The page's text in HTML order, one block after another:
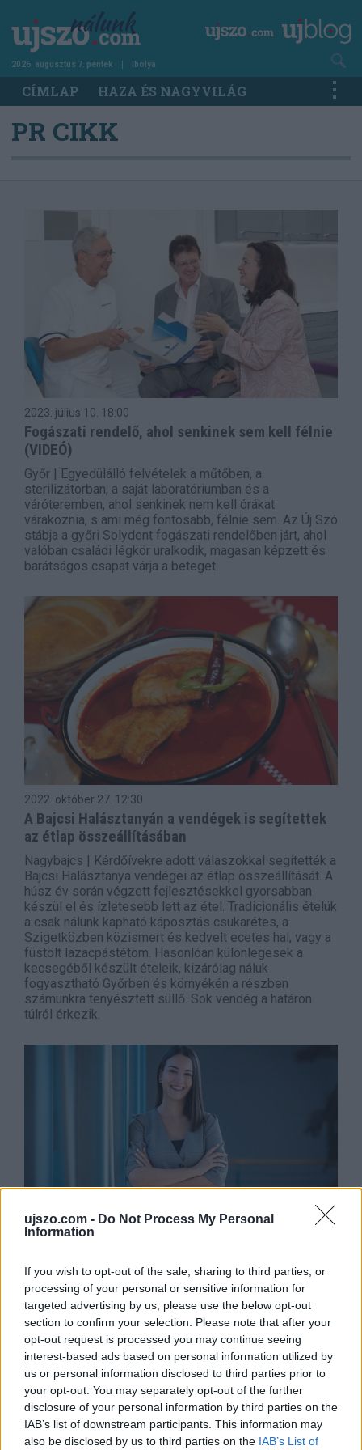
ujszo.com - Do Not Process My Personal
Information
If you wish to opt-out of the sale, sharing to third parties, or
processing of your personal or sensitive information for
targeted advertising by us, please use the below opt-out
section to confirm your selection. Please note that after your
opt-out request is processed you may continue seeing
interest-based ads based on personal information utilized by
us or personal information disclosed to third parties prior to
your opt-out. You may separately opt-out of the further
disclosure of your personal information by third parties on the
IAB’s list of downstream participants. This information may
also be disclosed by us to third parties on the IAB’s List of
tartalomra
2026. augusztus 7. péntek Ibolya
Main
navigation
CÍMLAP HAZA ÉS NAGYVILÁG
PR CIKK
2023. július 10. 18:00
Fogászati rendelő, ahol senkinek sem kell félnie
(VIDEÓ)
Győr | Egyedülálló felvételek a műtőben, a
sterilizátorban, a saját laboratóriumban és a
váróteremben, ahol senkinek nem kell órákat
várakoznia, s ami még fontosabb, félnie sem. Az Új Szó
stábja a győri Solydent fogászati rendelőben járt, ahol
valóban családi légkör uralkodik, magasan képzett és
barátságos csapat várja a beteget.
2022. október 27. 12:30
A Bajcsi Halásztanyán a vendégek is segítettek
az étlap összeállításában
Nagybajcs | Kérdőívekre adott válaszokkal segítették a
Bajcsi Halásztanya vendégei az étlap összeállítását. A
húsz év során végzett fejlesztésekkel gyorsabban
készül el és ízletesebb lett az étel. Tradicionális ételük
a csak nálunk kapható káposztás csukarétes, a
Szigetközben közismert és kedvelt ecetes hal, vagy a
füstölt lazacpástétom. Hasonlóan különlegesek a
kecsegéből készült ételeik, kizárólag náluk
fogyasztható Győrben és környékén a részben
számunkra tenyésztett süllő. Sok vendég a határon
túlról érkezik.
Ismét győri hallgató nyerte az országos
jogászversenyt
Győr | A Széchenyi István Egyetem Deák Ferenc Állam-
és Jogtudományi Karának ötödéves hallgatója, Szabó
Orsolya Eszter szerezte meg az első helyet a XII.
Országos Nemzetközi Jogi Jogesetmegoldó
Versenyen. Zsinórban második évben nyerte meg győri
joghallgató a tizenkét éves múltra visszatekintő, nagy
presztízzsel bíró megmérettetést.